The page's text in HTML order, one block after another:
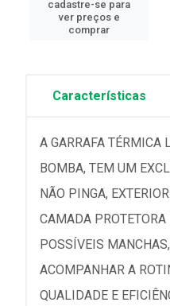
cadastre-se para
ver preços e
comprar
Características
A GARRAFA TÉRMICA
BOMBA, TEM UM
NÃO PINGA,
CAMADA
POSSÍVEIS
ACOMPANHAR A
QUALIDADE E